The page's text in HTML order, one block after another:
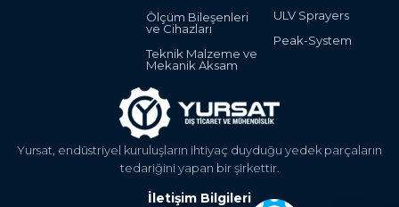
Yursat, endüstriyel kuruluşların ihtiyaç duyduğu yedek parçaların
tedariğini yapan bir şirkettir.
Ölçüm Bileşenleri
ve Cihazları
Teknik Malzeme ve
Mekanik Aksam
ULV Sprayers
Peak-System
İletişim Bilgileri